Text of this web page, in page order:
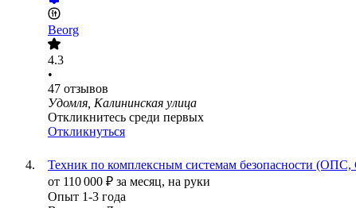
Beorg
4.3
•
47 отзывов
Удомля, Калининская улица
Откликнитесь среди первых
Откликнуться
Техник по комплексным системам безопасности
от 110 000 ₽ за месяц, на руки
Опыт 1-3 года